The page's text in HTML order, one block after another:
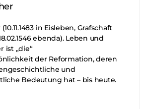
in Eisleben, Grafschaft
ebenda). Leben und
ist „die“
der Reformation, deren
und
Bedeutung hat – bis heute.